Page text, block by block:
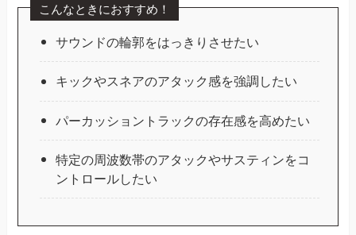
こんなときにおすすめ！
サウンドの輪郭をはっきりさせたい
キックやスネアのアタック感を強調したい
パーカッショントラックの存在感を高めたい
特定の周波数帯のアタックやサスティンをコ
ントロールしたい